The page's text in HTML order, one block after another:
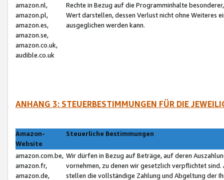
amazon.nl,
amazon.pl,
amazon.es,
amazon.se,
amazon.co.uk,
audible.co.uk
Rechte in Bezug auf die Programminhalte
Wert darstellen, dessen Verlust nicht ohne Weiteres
ausgeglichen werden kann.
ANHANG 3: STEUERBESTIMMUNGEN FÜR DIE
Amazon-
Website
Steuerliche Bestimmungen
amazon.com.be,
amazon.fr,
amazon.de,
Wir dürfen in Bezug auf Beträge, auf deren
vornehmen, zu denen wir gesetzlich verpflichtet
stellen die vollständige Zahlung und Abgeltung der